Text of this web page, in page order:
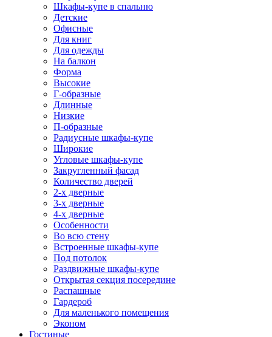
Шкафы-купе в спальню
Детские
Офисные
Для книг
Для одежды
На балкон
Форма
Высокие
Г-образные
Длинные
Низкие
П-образные
Радиусные шкафы-купе
Широкие
Угловые шкафы-купе
Закругленный фасад
Количество дверей
2-х дверные
3-х дверные
4-х дверные
Особенности
Во всю стену
Встроенные шкафы-купе
Под потолок
Раздвижные шкафы-купе
Открытая секция посередине
Распашные
Гардероб
Для маленького помещения
Эконом
Гостиные